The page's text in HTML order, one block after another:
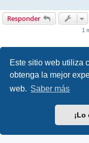
Este sitio web utiliza
obtenga la mejor
web. Saber más
¡Lo
Responder
1
Índice general
Desarrollado por